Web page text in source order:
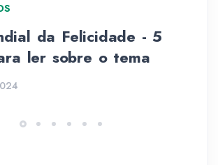
da Felicidade - 5
ler sobre o tema